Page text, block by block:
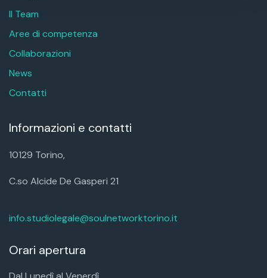
Il Team
Aree di competenza
Collaborazioni
News
Contatti
Informazioni e contatti
10129 Torino,
C.so Alcide De Gasperi 21
info.studiolegale@soulnetworktorino.it
Orari apertura